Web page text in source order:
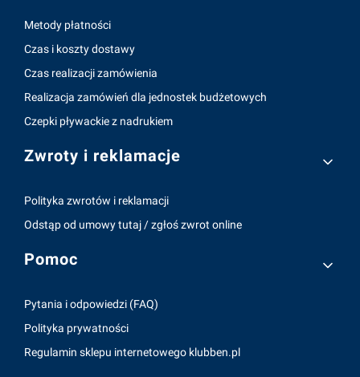
Metody płatności
Czas i koszty dostawy
Czas realizacji zamówienia
Realizacja zamówień dla jednostek budżetowych
Czepki pływackie z nadrukiem
Zwroty i reklamacje
Polityka zwrotów i reklamacji
Odstąp od umowy tutaj / zgłoś zwrot online
Pomoc
Pytania i odpowiedzi (FAQ)
Polityka prywatności
Regulamin sklepu internetowego klubben.pl